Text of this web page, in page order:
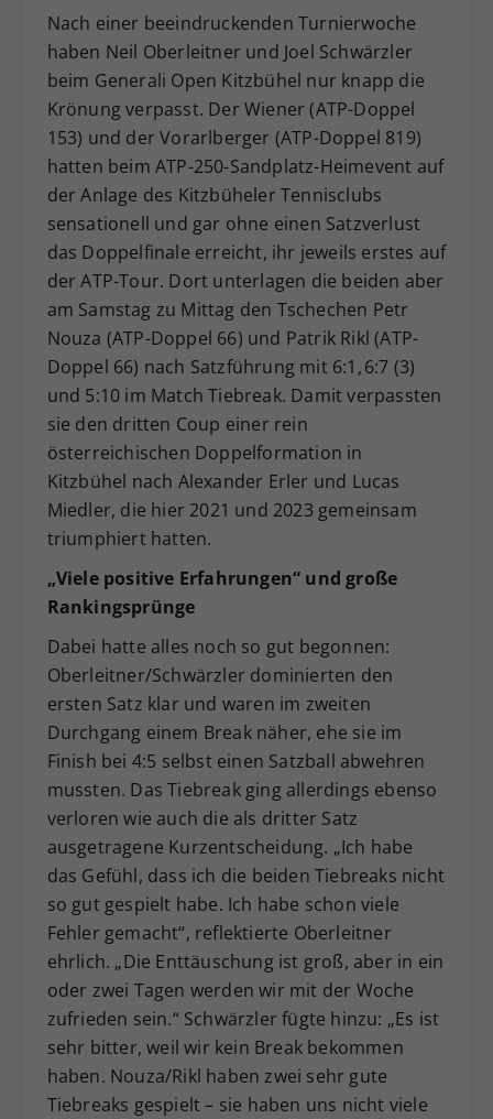
Nach einer beeindruckenden Turnierwoche
haben Neil Oberleitner und Joel Schwärzler
beim Generali Open Kitzbühel nur knapp die
Krönung verpasst. Der Wiener (ATP-Doppel
153) und der Vorarlberger (ATP-Doppel 819)
hatten beim ATP-250-Sandplatz-Heimevent auf
der Anlage des Kitzbüheler Tennisclubs
sensationell und gar ohne einen Satzverlust
das Doppelfinale erreicht, ihr jeweils erstes auf
der ATP-Tour. Dort unterlagen die beiden aber
am Samstag zu Mittag den Tschechen Petr
Nouza (ATP-Doppel 66) und Patrik Rikl (ATP-
Doppel 66) nach Satzführung mit 6:1, 6:7 (3)
und 5:10 im Match Tiebreak. Damit verpassten
sie den dritten Coup einer rein
österreichischen Doppelformation in
Kitzbühel nach Alexander Erler und Lucas
Miedler, die hier 2021 und 2023 gemeinsam
triumphiert hatten.
„Viele positive Erfahrungen“ und große
Rankingsprünge
Dabei hatte alles noch so gut begonnen:
Oberleitner/Schwärzler dominierten den
ersten Satz klar und waren im zweiten
Durchgang einem Break näher, ehe sie im
Finish bei 4:5 selbst einen Satzball abwehren
mussten. Das Tiebreak ging allerdings ebenso
verloren wie auch die als dritter Satz
ausgetragene Kurzentscheidung. „Ich habe
das Gefühl, dass ich die beiden Tiebreaks nicht
so gut gespielt habe. Ich habe schon viele
Fehler gemacht“, reflektierte Oberleitner
ehrlich. „Die Enttäuschung ist groß, aber in ein
oder zwei Tagen werden wir mit der Woche
zufrieden sein.“ Schwärzler fügte hinzu: „Es ist
sehr bitter, weil wir kein Break bekommen
haben. Nouza/Rikl haben zwei sehr gute
Tiebreaks gespielt – sie haben uns nicht viele
Zweck
Dieser Wert speichert Ihre Consent-
Einstellungen. Unter anderem eine
zufällig generierte ID, für die
historische Speicherung Ihrer
vorgenommen Einstellungen, falls der
Webseiten-Betreiber dies eingestellt
hat.